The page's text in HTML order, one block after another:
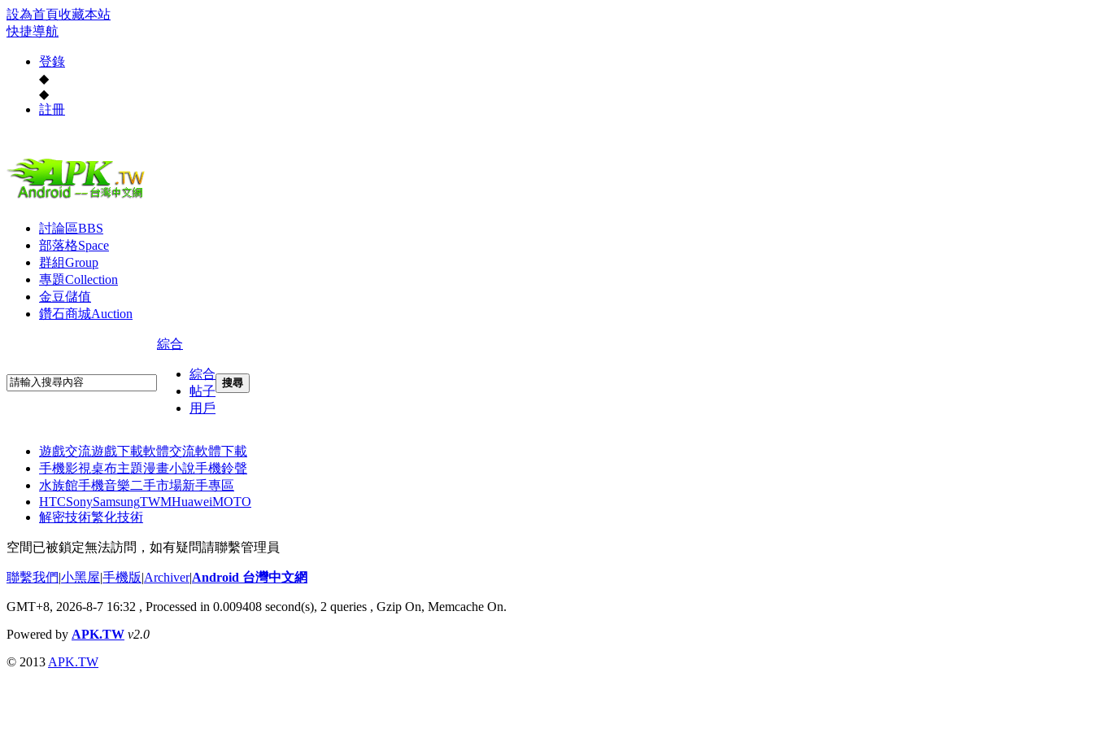
設為首頁收藏本站
快捷導航
登錄
◆
◆
註冊
討論區BBS
部落格Space
群組Group
專題Collection
金豆儲值
鑽石商城Auction
綜合
綜合
帖子
用戶
搜尋
遊戲交流遊戲下載軟體交流軟體下載
手機影視桌布主題漫畫小說手機鈴聲
水族館手機音樂二手市場新手專區
HTCSonySamsungTWMHuaweiMOTO
解密技術繁化技術
空間已被鎖定無法訪問，如有疑問請聯繫管理員
聯繫我們|小黑屋|手機版|Archiver|Android 台灣中文網
GMT+8, 2026-8-7 16:32 , Processed in 0.009408 second(s), 2 queries , Gzip On, Memcache On.
Powered by APK.TW v2.0
© 2013 APK.TW